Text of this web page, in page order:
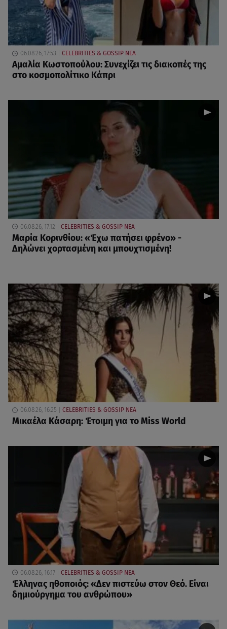
06.08.26, 17:53 CELEBRITIES & GOSSIP ΝΕΑ
Αμαλία Κωστοπούλου: Συνεχίζει τις διακοπές της
στο κοσμοπολίτικο Κάπρι
06.08.26, 17:12 CELEBRITIES & GOSSIP ΝΕΑ
Μαρία Κορινθίου: «Έχω πατήσει φρένο» -
Δηλώνει χορτασμένη και μπουχτισμένη!
06.08.26, 16:25 CELEBRITIES & GOSSIP ΝΕΑ
Μικαέλα Κάσαρη: Έτοιμη για το Miss World
06.08.26, 16:17 CELEBRITIES & GOSSIP ΝΕΑ
Έλληνας ηθοποιός: «Δεν πιστεύω στον Θεό. Είναι
δημιούργημα του ανθρώπου»